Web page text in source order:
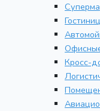
Кросс-